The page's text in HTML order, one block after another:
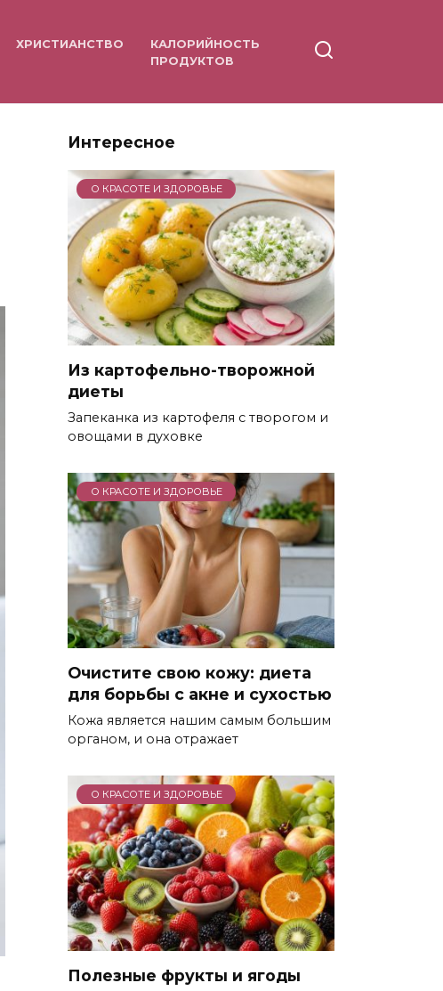
ХРИСТИАНСТВО
КАЛОРИЙНОСТЬ
ПРОДУКТОВ
Интересное
О КРАСОТЕ И ЗДОРОВЬЕ
Из картофельно-творожной
диеты
Запеканка из картофеля с творогом и
овощами в духовке
О КРАСОТЕ И ЗДОРОВЬЕ
Очистите свою кожу: диета
для борьбы с акне и сухостью
Кожа является нашим самым большим
органом, и она отражает
О КРАСОТЕ И ЗДОРОВЬЕ
Полезные фрукты и ягоды